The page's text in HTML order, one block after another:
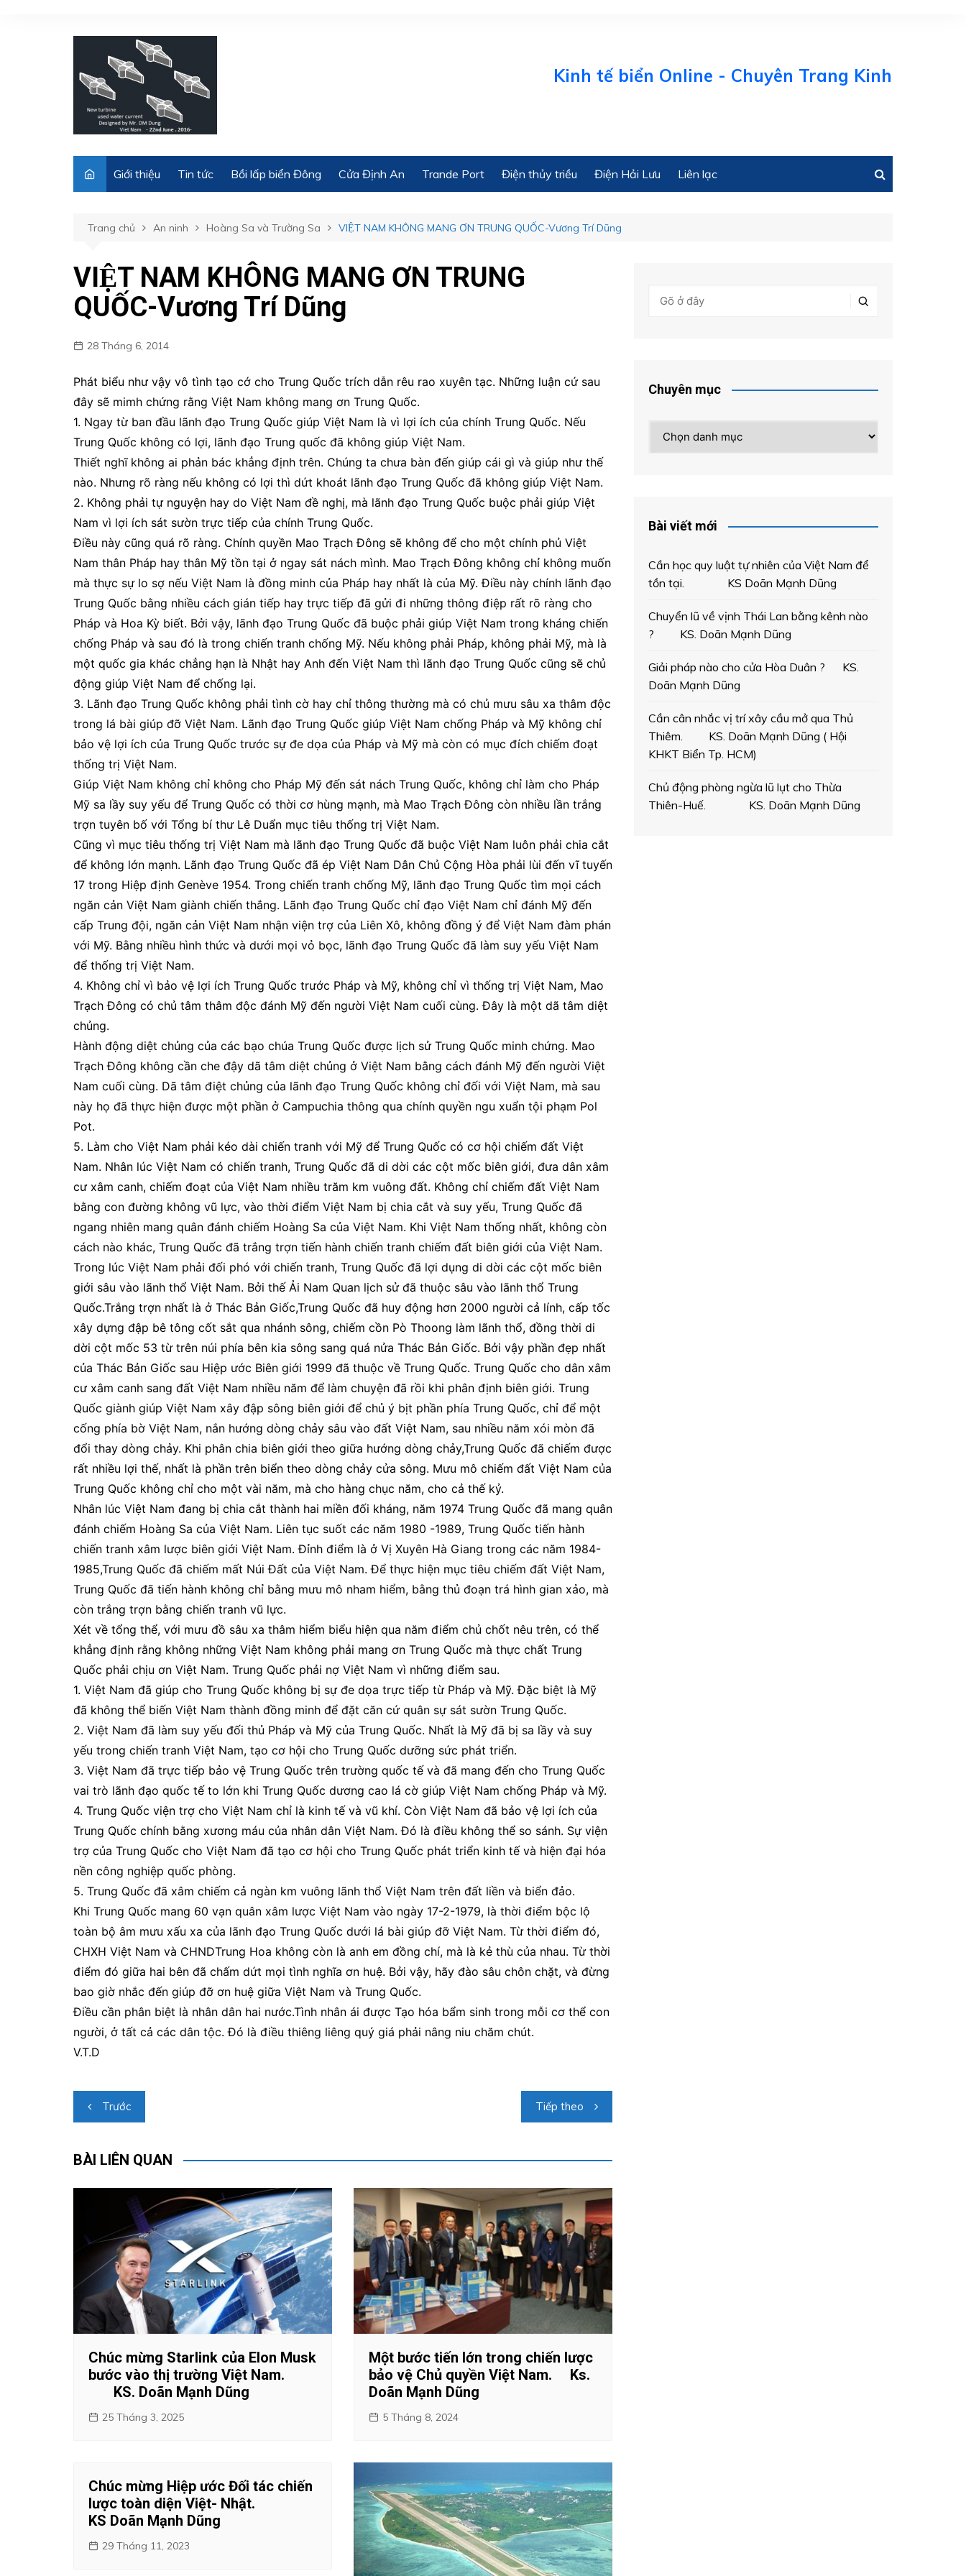
Kinh tế biển Online - Chuyên Trang Kinh tế Biển Việt
Giới thiệu Tin tức Bồi lấp biển Đông Cửa Định An Trande Port Điện thủy triều Điện Hải Lưu Liên lạc
Trang chủ An ninh Hoàng Sa và Trường Sa VIỆT NAM KHÔNG MANG ƠN TRUNG QUỐC-Vương Trí Dũng
VIỆT NAM KHÔNG MANG ƠN TRUNG
QUỐC-Vương Trí Dũng
28 Tháng 6, 2014
Phát biểu như vậy vô tình tạo cớ cho Trung Quốc trích dẫn rêu rao xuyên tạc. Những luận cứ sau
đây sẽ mimh chứng rằng Việt Nam không mang ơn Trung Quốc.
1. Ngay từ ban đầu lãnh đạo Trung Quốc giúp Việt Nam là vì lợi ích của chính Trung Quốc. Nếu
Trung Quốc không có lợi, lãnh đạo Trung quốc đã không giúp Việt Nam.
Thiết nghĩ không ai phản bác khẳng định trên. Chúng ta chưa bàn đến giúp cái gì và giúp như thế
nào. Nhưng rõ ràng nếu không có lợi thì dứt khoát lãnh đạo Trung Quốc đã không giúp Việt Nam.
2. Không phải tự nguyện hay do Việt Nam đề nghị, mà lãnh đạo Trung Quốc buộc phải giúp Việt
Nam vì lợi ích sát sườn trực tiếp của chính Trung Quốc.
Điều này cũng quá rõ ràng. Chính quyền Mao Trạch Đông sẽ không để cho một chính phủ Việt
Nam thân Pháp hay thân Mỹ tồn tại ở ngay sát nách mình. Mao Trạch Đông không chỉ không muốn
mà thực sự lo sợ nếu Việt Nam là đồng minh của Pháp hay nhất là của Mỹ. Điều này chính lãnh đạo
Trung Quốc bằng nhiều cách gián tiếp hay trực tiếp đã gửi đi những thông điệp rất rõ ràng cho
Pháp và Hoa Kỳ biết. Bởi vậy, lãnh đạo Trung Quốc đã buộc phải giúp Việt Nam trong kháng chiến
chống Pháp và sau đó là trong chiến tranh chống Mỹ. Nếu không phải Pháp, không phải Mỹ, mà là
một quốc gia khác chẳng hạn là Nhật hay Anh đến Việt Nam thì lãnh đạo Trung Quốc cũng sẽ chủ
động giúp Việt Nam để chống lại.
3. Lãnh đạo Trung Quốc không phải tình cờ hay chỉ thông thường mà có chủ mưu sâu xa thâm độc
trong lá bài giúp đỡ Việt Nam. Lãnh đạo Trung Quốc giúp Việt Nam chống Pháp và Mỹ không chỉ
bảo vệ lợi ích của Trung Quốc trước sự đe dọa của Pháp và Mỹ mà còn có mục đích chiếm đoạt
thống trị Việt Nam.
Giúp Việt Nam không chỉ không cho Pháp Mỹ đến sát nách Trung Quốc, không chỉ làm cho Pháp
Mỹ sa lầy suy yếu để Trung Quốc có thời cơ hùng mạnh, mà Mao Trạch Đông còn nhiều lần trắng
trợn tuyên bố với Tổng bí thư Lê Duẩn mục tiêu thống trị Việt Nam.
Cũng vì mục tiêu thống trị Việt Nam mà lãnh đạo Trung Quốc đã buộc Việt Nam luôn phải chia cắt
để không lớn mạnh. Lãnh đạo Trung Quốc đã ép Việt Nam Dân Chủ Cộng Hòa phải lùi đến vĩ tuyến
17 trong Hiệp định Genève 1954. Trong chiến tranh chống Mỹ, lãnh đạo Trung Quốc tìm mọi cách
ngăn cản Việt Nam giành chiến thắng. Lãnh đạo Trung Quốc chỉ đạo Việt Nam chỉ đánh Mỹ đến
cấp Trung đội, ngăn cản Việt Nam nhận viện trợ của Liên Xô, không đồng ý để Việt Nam đàm phán
với Mỹ. Bằng nhiều hình thức và dưới mọi vỏ bọc, lãnh đạo Trung Quốc đã làm suy yếu Việt Nam
để thống trị Việt Nam.
4. Không chỉ vì bảo vệ lợi ích Trung Quốc trước Pháp và Mỹ, không chỉ vì thống trị Việt Nam, Mao
Trạch Đông có chủ tâm thâm độc đánh Mỹ đến người Việt Nam cuối cùng. Đây là một dã tâm diệt
chủng.
Hành động diệt chủng của các bạo chúa Trung Quốc được lịch sử Trung Quốc minh chứng. Mao
Trạch Đông không cần che đậy dã tâm diệt chủng ở Việt Nam bằng cách đánh Mỹ đến người Việt
Nam cuối cùng. Dã tâm điệt chủng của lãnh đạo Trung Quốc không chỉ đối với Việt Nam, mà sau
này họ đã thực hiện được một phần ở Campuchia thông qua chính quyền ngu xuẩn tội phạm Pol
Pot.
5. Làm cho Việt Nam phải kéo dài chiến tranh với Mỹ để Trung Quốc có cơ hội chiếm đất Việt
Nam. Nhân lúc Việt Nam có chiến tranh, Trung Quốc đã di dời các cột mốc biên giới, đưa dân xâm
cư xâm canh, chiếm đoạt của Việt Nam nhiều trăm km vuông đất. Không chỉ chiếm đất Việt Nam
bằng con đường không vũ lực, vào thời điểm Việt Nam bị chia cắt và suy yếu, Trung Quốc đã
ngang nhiên mang quân đánh chiếm Hoàng Sa của Việt Nam. Khi Việt Nam thống nhất, không còn
cách nào khác, Trung Quốc đã trắng trợn tiến hành chiến tranh chiếm đất biên giới của Việt Nam.
Trong lúc Việt Nam phải đối phó với chiến tranh, Trung Quốc đã lợi dụng di dời các cột mốc biên
giới sâu vào lãnh thổ Việt Nam. Bởi thế Ải Nam Quan lịch sử đã thuộc sâu vào lãnh thổ Trung
Quốc.Trắng trợn nhất là ở Thác Bản Giốc,Trung Quốc đã huy động hơn 2000 người cả lính, cấp tốc
xây dựng đập bê tông cốt sắt qua nhánh sông, chiếm cồn Pò Thoong làm lãnh thổ, đồng thời di
dời cột mốc 53 từ trên núi phía bên kia sông sang quá nửa Thác Bản Giốc. Bởi vậy phần đẹp nhất
của Thác Bản Giốc sau Hiệp ước Biên giới 1999 đã thuộc về Trung Quốc. Trung Quốc cho dân xâm
cư xâm canh sang đất Việt Nam nhiều năm để làm chuyện đã rồi khi phân định biên giới. Trung
Quốc giành giúp Việt Nam xây đập sông biên giới để chủ ý bịt phần phía Trung Quốc, chỉ để một
cống phía bờ Việt Nam, nắn hướng dòng chảy sâu vào đất Việt Nam, sau nhiều năm xói mòn đã
đổi thay dòng chảy. Khi phân chia biên giới theo giữa hướng dòng chảy,Trung Quốc đã chiếm được
rất nhiều lợi thế, nhất là phần trên biển theo dòng chảy cửa sông. Mưu mô chiếm đất Việt Nam của
Trung Quốc không chỉ cho một vài năm, mà cho hàng chục năm, cho cả thế kỷ.
Nhân lúc Việt Nam đang bị chia cắt thành hai miền đối kháng, năm 1974 Trung Quốc đã mang quân
đánh chiếm Hoàng Sa của Việt Nam. Liên tục suốt các năm 1980 -1989, Trung Quốc tiến hành
chiến tranh xâm lược biên giới Việt Nam. Đỉnh điểm là ở Vị Xuyên Hà Giang trong các năm 1984-
1985,Trung Quốc đã chiếm mất Núi Đất của Việt Nam. Để thực hiện mục tiêu chiếm đất Việt Nam,
Trung Quốc đã tiến hành không chỉ bằng mưu mô nham hiểm, bằng thủ đoạn trá hình gian xảo, mà
còn trắng trợn bằng chiến tranh vũ lực.
Xét về tổng thể, với mưu đồ sâu xa thâm hiểm biểu hiện qua năm điểm chủ chốt nêu trên, có thể
khẳng định rằng không những Việt Nam không phải mang ơn Trung Quốc mà thực chất Trung
Quốc phải chịu ơn Việt Nam. Trung Quốc phải nợ Việt Nam vì những điểm sau.
1. Việt Nam đã giúp cho Trung Quốc không bị sự đe dọa trực tiếp từ Pháp và Mỹ. Đặc biệt là Mỹ
đã không thể biến Việt Nam thành đồng minh để đặt căn cứ quân sự sát sườn Trung Quốc.
2. Việt Nam đã làm suy yếu đối thủ Pháp và Mỹ của Trung Quốc. Nhất là Mỹ đã bị sa lầy và suy
yếu trong chiến tranh Việt Nam, tạo cơ hội cho Trung Quốc dưỡng sức phát triển.
3. Việt Nam đã trực tiếp bảo vệ Trung Quốc trên trường quốc tế và đã mang đến cho Trung Quốc
vai trò lãnh đạo quốc tế to lớn khi Trung Quốc dương cao lá cờ giúp Việt Nam chống Pháp và Mỹ.
4. Trung Quốc viện trợ cho Việt Nam chỉ là kinh tế và vũ khí. Còn Việt Nam đã bảo vệ lợi ích của
Trung Quốc chính bằng xương máu của nhân dân Việt Nam. Đó là điều không thể so sánh. Sự viện
trợ của Trung Quốc cho Việt Nam đã tạo cơ hội cho Trung Quốc phát triển kinh tế và hiện đại hóa
nền công nghiệp quốc phòng.
5. Trung Quốc đã xâm chiếm cả ngàn km vuông lãnh thổ Việt Nam trên đất liền và biển đảo.
Khi Trung Quốc mang 60 vạn quân xâm lược Việt Nam vào ngày 17-2-1979, là thời điểm bộc lộ
toàn bộ âm mưu xấu xa của lãnh đạo Trung Quốc dưới lá bài giúp đỡ Việt Nam. Từ thời điểm đó,
CHXH Việt Nam và CHNDTrung Hoa không còn là anh em đồng chí, mà là kẻ thù của nhau. Từ thời
điểm đó giữa hai bên đã chấm dứt mọi tình nghĩa ơn huệ. Bởi vậy, hãy đào sâu chôn chặt, và đừng
bao giờ nhắc đến giúp đỡ ơn huệ giữa Việt Nam và Trung Quốc.
Điều cần phân biệt là nhân dân hai nước.Tình nhân ái được Tạo hóa bẩm sinh trong mỗi cơ thể con
người, ở tất cả các dân tộc. Đó là điều thiêng liêng quý giá phải nâng niu chăm chút.
V.T.D
Điều
hướng
bài
viết
Trước Tiếp theo
BÀI LIÊN QUAN
Chúc mừng Starlink của Elon Musk
bước vào thị trường Việt Nam.
KS. Doãn Mạnh Dũng
25 Tháng 3, 2025
Một bước tiến lớn trong chiến lược
bảo vệ Chủ quyền Việt Nam. Ks.
Doãn Mạnh Dũng
5 Tháng 8, 2024
Chúc mừng Hiệp ước Đối tác chiến
lược toàn diện Việt- Nhật.
KS Doãn Mạnh Dũng
29 Tháng 11, 2023
Chuyên mục
mục
Bài viết mới
Cần học quy luật tự nhiên của Việt Nam để
tồn tại. KS Doãn Mạnh Dũng
Chuyển lũ về vịnh Thái Lan bằng kênh nào
? KS. Doãn Mạnh Dũng
Giải pháp nào cho cửa Hòa Duân ? KS.
Doãn Mạnh Dũng
Cần cân nhắc vị trí xây cầu mở qua Thủ
Thiêm. KS. Doãn Mạnh Dũng ( Hội
KHKT Biển Tp. HCM)
Chủ động phòng ngừa lũ lụt cho Thừa
Thiên-Huế. KS. Doãn Mạnh Dũng